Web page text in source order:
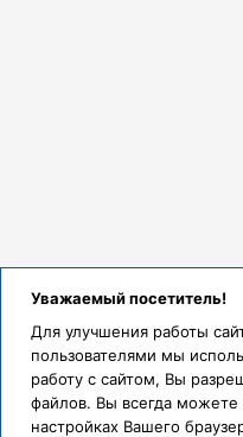
Уважаемый посетитель!
Для улучшения работы
пользователями мы
работу с сайтом, Вы
файлов. Вы всегда
настройках Вашего